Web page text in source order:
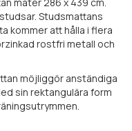
Studsmattans
kommer att hålla i flera
rostfri metall och
möjliggör anständiga
sin rektangulära form